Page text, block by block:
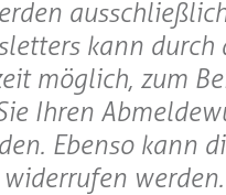
kann
möglich, zum
Ihren
Ebenso kann
werden.